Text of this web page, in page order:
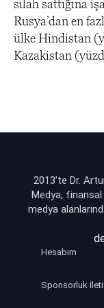
silah sattığına
Rusya’dan en
ülke Hindistan
Kazakistan
2013’te Dr.
Medya,
medya
Hesabım
Sponsorluk